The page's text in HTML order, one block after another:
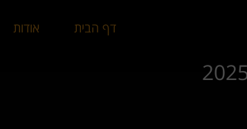
דף הבית
אודות